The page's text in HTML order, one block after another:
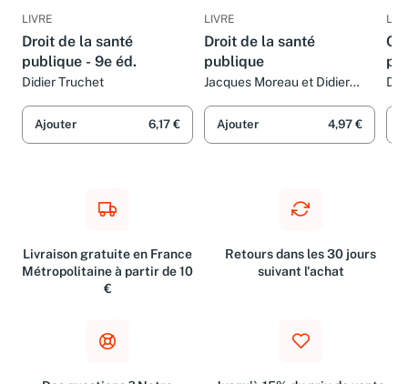
LIVRE
Droit de la santé
publique - 9e éd.
Didier Truchet
Ajouter 6,17 €
LIVRE
Droit de la santé
publique
Jacques Moreau et Didier
Ajouter 4,97 €
Livraison gratuite en France
Métropolitaine à partir de 10
€
Retours dans les 30 jours
suivant l'achat